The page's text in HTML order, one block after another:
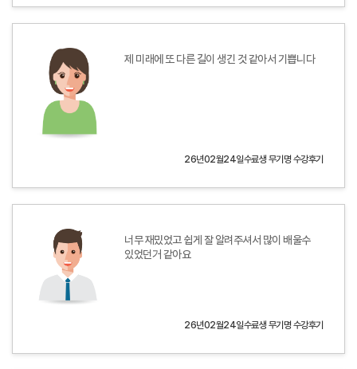
제 미래에 또 다른 길이 생긴 것 같아서 기쁩니다
26년02월24일수료생 무기명 수강후기
너무 재밌었고 쉽게 잘 알려주셔서 많이 배울수
있었던거 같아요
26년02월24일수료생 무기명 수강후기